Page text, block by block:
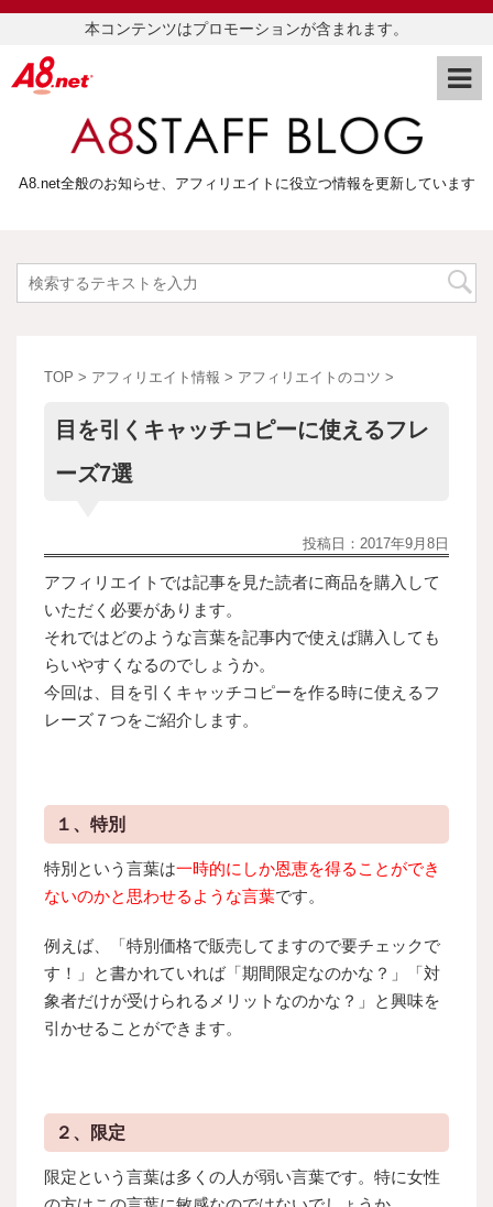
本コンテンツはプロモーションが含まれます。
A8.net全般のお知らせ、アフィリエイトに役立つ情報を更新しています
TOP > アフィリエイト情報 > アフィリエイトのコツ >
目を引くキャッチコピーに使えるフレ
ーズ7選
投稿日： 2017年9月8日
アフィリエイトでは記事を見た読者に商品を購入して
いただく必要があります。
それではどのような言葉を記事内で使えば購入しても
らいやすくなるのでしょうか。
今回は、目を引くキャッチコピーを作る時に使えるフ
レーズ７つをご紹介します。
１、特別
特別という言葉は一時的にしか恩恵を得ることができ
ないのかと思わせるような言葉です。
例えば、「特別価格で販売してますので要チェックで
す！」と書かれていれば「期間限定なのかな？」「対
象者だけが受けられるメリットなのかな？」と興味を
引かせることができます。
２、限定
限定という言葉は多くの人が弱い言葉です。特に女性